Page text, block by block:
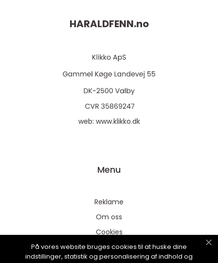
HARALDFENN.no
web: www.klikko.dk
Menu
Reklame
Om oss
Cookies
Kontakt Oss
På vores website bruges cookies til at huske dine
indstillinger, statistik og personalisering af indhold og